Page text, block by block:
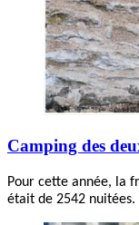
Camping des
Pour cette année, la
était de 2542 nuitées.